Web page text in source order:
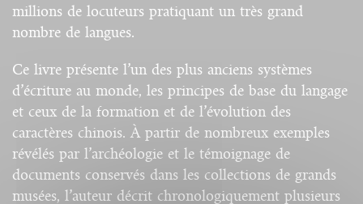
millions de locuteurs pratiquant un très grand
nombre de langues.
Ce livre présente l’un des plus anciens systèmes
d’écriture au monde, les principes de base du langage
et ceux de la formation et de l’évolution des
caractères chinois. À partir de nombreux exemples
révélés par l’archéologie et le témoignage de
documents conservés dans les collections de grands
musées, l’auteur décrit chronologiquement plusieurs